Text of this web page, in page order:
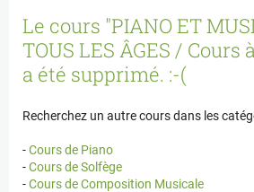
Le cours "PIANO ET
TOUS LES ÂGES / Cours
a été supprimé. :-(
Recherchez un autre cours dans les
-Cours de Piano
-Cours de Solfège
-Cours de Composition Musicale